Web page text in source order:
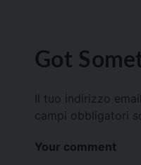
Got
Il tuo indirizzo
campi obbligatori
Your comment